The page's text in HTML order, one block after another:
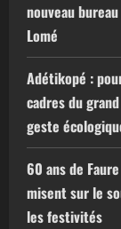
nouveau
Lomé
Adétikopé :
cadres du
geste
60 ans de
misent sur le
les festivités